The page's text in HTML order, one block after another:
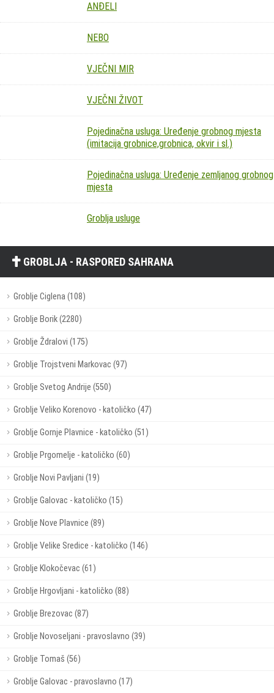
ANĐELI
NEBO
VJEČNI MIR
VJEČNI ŽIVOT
Pojedinačna usluga: Uređenje grobnog mjesta
(imitacija grobnice,grobnica, okvir i sl.)
Pojedinačna usluga: Uređenje zemljanog grobnog
mjesta
Groblja usluge
GROBLJA - RASPORED SAHRANA
Groblje Ciglena (108)
Groblje Borik (2280)
Groblje Ždralovi (175)
Groblje Trojstveni Markovac (97)
Groblje Svetog Andrije (550)
Groblje Veliko Korenovo - katoličko (47)
Groblje Gornje Plavnice - katoličko (51)
Groblje Prgomelje - katoličko (60)
Groblje Novi Pavljani (19)
Groblje Galovac - katoličko (15)
Groblje Nove Plavnice (89)
Groblje Velike Sredice - katoličko (146)
Groblje Klokočevac (61)
Groblje Hrgovljani - katoličko (88)
Groblje Brezovac (87)
Groblje Novoseljani - pravoslavno (39)
Groblje Tomaš (56)
Groblje Galovac - pravoslavno (17)